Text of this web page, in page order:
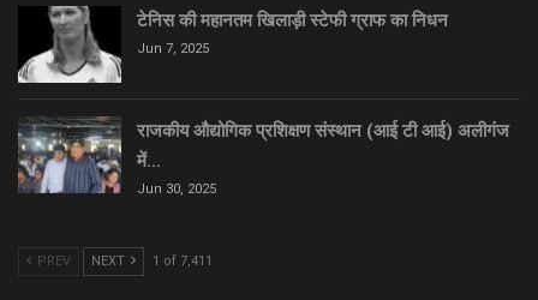
टेनिस की महानतम खिलाड़ी स्टेफी ग्राफ का निधन
Jun 7, 2025
राजकीय औद्योगिक प्रशिक्षण संस्थान (आई टी आई) अलीगंज
में…
Jun 30, 2025
PREV NEXT 1 of 7,411